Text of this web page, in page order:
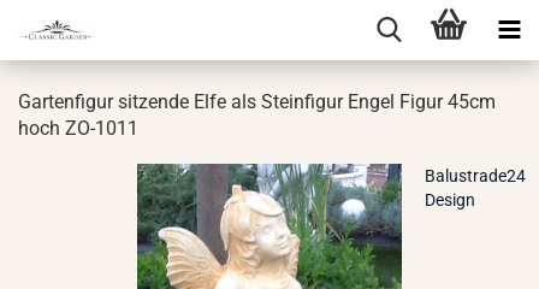
Gar­ten­fi­gur sit­zen­de Elfe als Stein­fi­gur Engel Figur 45cm
hoch ZO-​1011
Balustrade24
Design